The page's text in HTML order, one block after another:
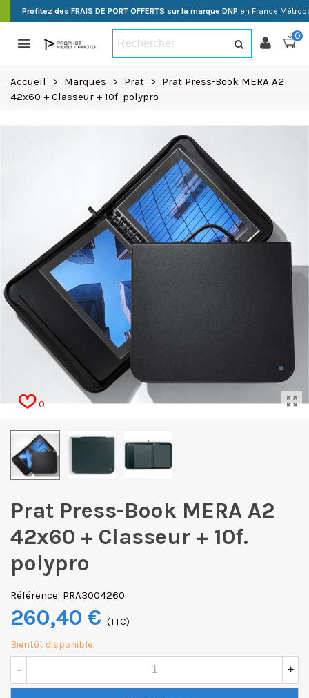
Profitez des FRAIS DE PORT OFFERTS sur la marque DNP en France
0
Accueil > Marques > Prat >
Prat Press-Book MERA A2
42x60 + Classeur + 10f. polypro
0
Prat Press-Book MERA A2
42x60 + Classeur + 10f.
polypro
Référence: PRA3004260
260,40 € (TTC)
Bientôt disponible
- +